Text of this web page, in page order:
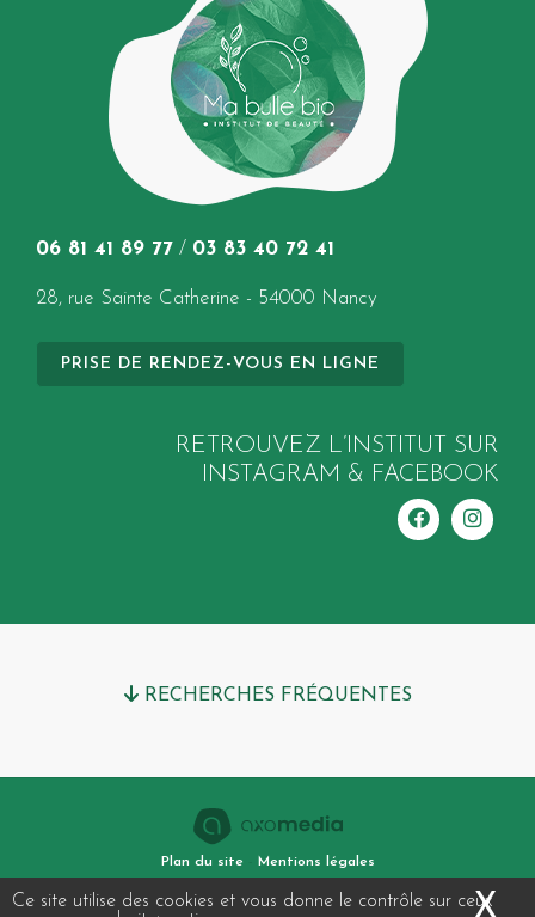
Ce site utilise des cookies et vous donne le contrôle sur ceux
X
06 81 41 89 77 / 03 83 40 72 41
28, rue Sainte Catherine - 54000 Nancy
PRISE DE RENDEZ-VOUS EN LIGNE
RETROUVEZ L’INSTITUT SUR
INSTAGRAM & FACEBOOK
RECHERCHES FRÉQUENTES
Plan du site Mentions légales